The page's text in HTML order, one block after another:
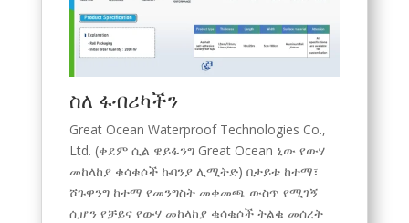
ስለ ፋብሪካችን
Great Ocean Waterproof Technologies Co.,
Ltd. (ቀደም ሲል ዌይፋንግ Great Ocean ኒው የውሃ
መከላከያ ቁሳቁሶች ኩባንያ ሊሚትድ) በታይቱ ከተማ፣
ሾጉዋንግ ከተማ የመንግስት መቀመጫ ውስጥ የሚገኝ
ሲሆን የቻይና የውሃ መከላከያ ቁሳቁሶች ትልቁ መሰረት